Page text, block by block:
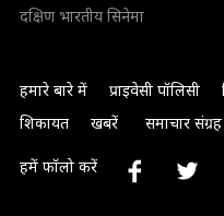
दक्षिण भारतीय सिनेमा
हमारे बारे में प्राइवेसी पॉलिसी
शिकायत
खबरें समाचार संग्रह
हमें फॉलो करें